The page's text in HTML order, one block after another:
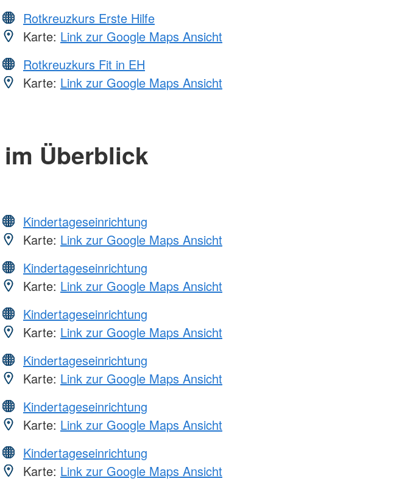
Rotkreuzkurs Erste Hilfe
Karte: Link zur Google Maps Ansicht
Rotkreuzkurs Fit in EH
Karte: Link zur Google Maps Ansicht
Überblick
Kindertageseinrichtung
Karte: Link zur Google Maps Ansicht
Kindertageseinrichtung
Karte: Link zur Google Maps Ansicht
Kindertageseinrichtung
Karte: Link zur Google Maps Ansicht
Kindertageseinrichtung
Karte: Link zur Google Maps Ansicht
Kindertageseinrichtung
Karte: Link zur Google Maps Ansicht
Kindertageseinrichtung
Karte: Link zur Google Maps Ansicht